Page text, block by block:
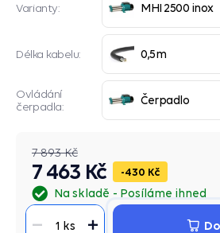
Varianty: MHI 2500 inox
Délka kabelu: 0,5m
Ovládání
čerpadla:
Čerpadlo
Na skladě Posíláme ihned
430 Kč
7 893 Kč
7 463 Kč
1 ks